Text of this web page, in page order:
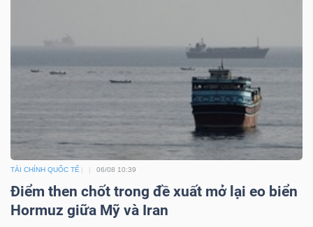
TÀI CHÍNH QUỐC TẾ 06/08 10:39
Điểm then chốt trong đề xuất mở lại eo biển
Hormuz giữa Mỹ và Iran
YẾU